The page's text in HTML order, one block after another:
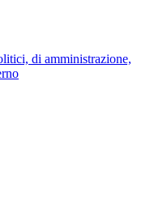
di amministrazione,